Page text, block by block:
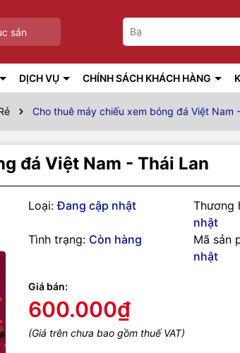
sản
DỊCH VỤ CHÍNH SÁCH KHÁCH HÀNG
Cho thuê máy chiếu xem bóng đá Việt Nam
đá Việt Nam - Thái Lan
Loại: Đang cập nhật Thương
nhật
Tình trạng: Còn hàng Mã sản
nhật
Giá bán:
600.000₫
(Giá trên chưa bao gồm thuế VAT)
số kỹ thuật